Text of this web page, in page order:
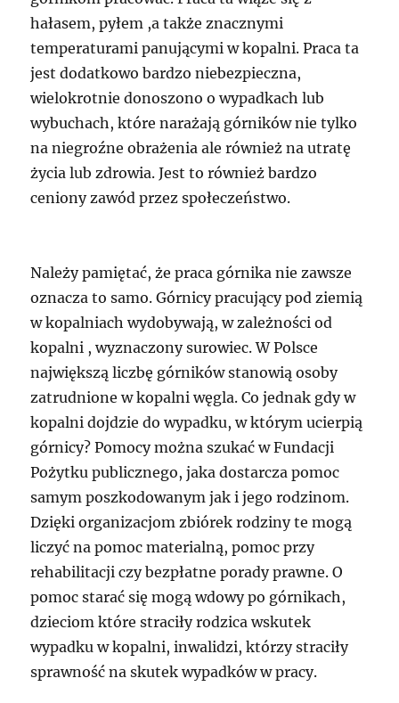
hałasem, pyłem ,a także znacznymi
temperaturami panującymi w kopalni. Praca ta
jest dodatkowo bardzo niebezpieczna,
wielokrotnie donoszono o wypadkach lub
wybuchach, które narażają górników nie tylko
na niegroźne obrażenia ale również na utratę
życia lub zdrowia. Jest to również bardzo
ceniony zawód przez społeczeństwo.
Należy pamiętać, że praca górnika nie zawsze
oznacza to samo. Górnicy pracujący pod ziemią
w kopalniach wydobywają, w zależności od
kopalni , wyznaczony surowiec. W Polsce
największą liczbę górników stanowią osoby
zatrudnione w kopalni węgla. Co jednak gdy w
kopalni dojdzie do wypadku, w którym ucierpią
górnicy? Pomocy można szukać w Fundacji
Pożytku publicznego, jaka dostarcza pomoc
samym poszkodowanym jak i jego rodzinom.
Dzięki organizacjom zbiórek rodziny te mogą
liczyć na pomoc materialną, pomoc przy
rehabilitacji czy bezpłatne porady prawne. O
pomoc starać się mogą wdowy po górnikach,
dzieciom które straciły rodzica wskutek
wypadku w kopalni, inwalidzi, którzy straciły
sprawność na skutek wypadków w pracy.